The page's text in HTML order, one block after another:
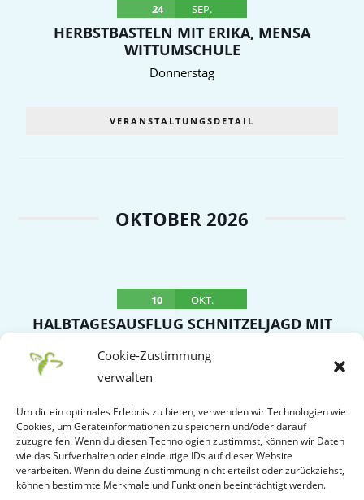
Cookie-Zustimmung
verwalten
Um dir ein optimales Erlebnis zu bieten, verwenden wir Technologien wie
Cookies, um Geräteinformationen zu speichern und/oder darauf
zuzugreifen. Wenn du diesen Technologien zustimmst, können wir Daten
wie das Surfverhalten oder eindeutige IDs auf dieser Website
verarbeiten. Wenn du deine Zustimmung nicht erteilst oder zurückziehst,
können bestimmte Merkmale und Funktionen beeinträchtigt werden.
24 SEP.
HERBSTBASTELN MIT ERIKA, MENSA
WITTUMSCHULE
Donnerstag
VERANSTALTUNGSDETAIL
OKTOBER 2026
10 OKT.
HALBTAGESAUSFLUG SCHNITZELJAGD MIT
TREFFPUNKT WITTUMHALLE
VERANSTALTUNGSDETAIL